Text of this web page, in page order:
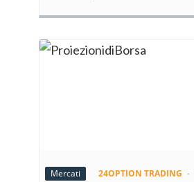
Mercati 24OPTION TRADING -